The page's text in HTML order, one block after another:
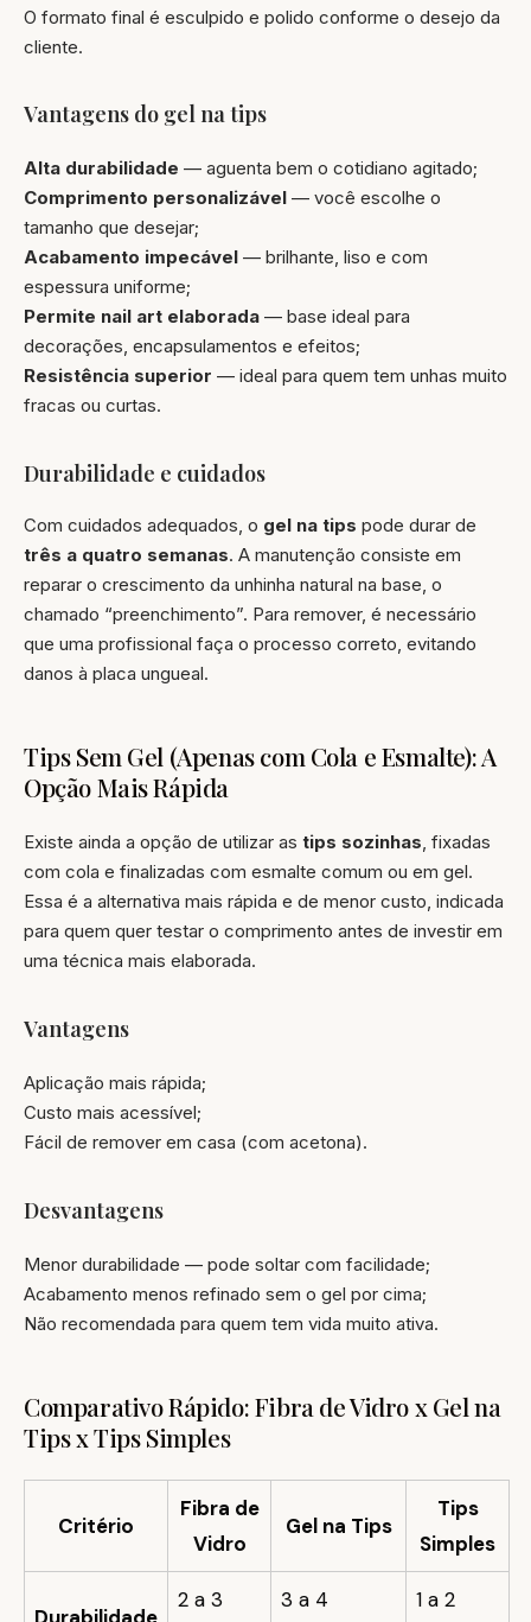
O formato final é esculpido e polido conforme o desejo da
cliente.
Vantagens do gel na tips
Alta durabilidade — aguenta bem o cotidiano agitado;
Comprimento personalizável — você escolhe o
tamanho que desejar;
Acabamento impecável — brilhante, liso e com
espessura uniforme;
Permite nail art elaborada — base ideal para
decorações, encapsulamentos e efeitos;
Resistência superior — ideal para quem tem unhas muito
fracas ou curtas.
Durabilidade e cuidados
Com cuidados adequados, o gel na tips pode durar de
três a quatro semanas. A manutenção consiste em
reparar o crescimento da unhinha natural na base, o
chamado “preenchimento”. Para remover, é necessário
que uma profissional faça o processo correto, evitando
danos à placa ungueal.
Tips Sem Gel (Apenas com Cola e Esmalte): A
Opção Mais Rápida
Existe ainda a opção de utilizar as tips sozinhas, fixadas
com cola e finalizadas com esmalte comum ou em gel.
Essa é a alternativa mais rápida e de menor custo, indicada
para quem quer testar o comprimento antes de investir em
uma técnica mais elaborada.
Vantagens
Aplicação mais rápida;
Custo mais acessível;
Fácil de remover em casa (com acetona).
Desvantagens
Menor durabilidade — pode soltar com facilidade;
Acabamento menos refinado sem o gel por cima;
Não recomendada para quem tem vida muito ativa.
Comparativo Rápido: Fibra de Vidro x Gel na
Tips x Tips Simples
Critério
Fibra de
Vidro
Gel na Tips
Tips
Simples
2 a 3
3 a 4
1 a 2